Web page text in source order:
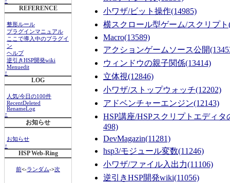
REFERENCE
整形ルール
プラグインマニュアル
ここで導入中のプラグイ
ン
ヘルプ
逆引きHSP開発wiki
Menuedit
↑
LOG
人気/今日の100件
RecentDeleted
RenameLog
↑
お知らせ
お知らせ
↑
HSP Web-Ring
前<-ランダム->次
小ワザ/ビット操作(14985)
横スクロール型ゲーム/スクリプト
Macro(13589)
アクションゲームソース公開
ウィンドウの親子関係(13414)
立体視(12846)
小ワザ/ストップウォッチ(12202)
アドベンチャーエンジン(12143)
HSP講座/HSPスクリプトエディタ
498)
DevMagazin(11281)
hsp3/モジュール変数(11246)
小ワザ/ファイル入出力(11106)
逆引きHSP開発wiki(11056)